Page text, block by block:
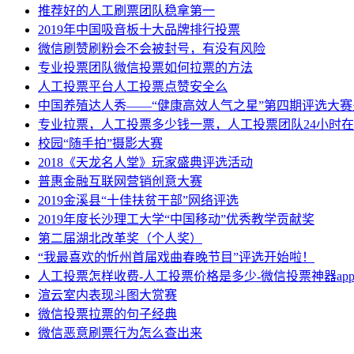
推荐好的人工刷票团队稳拿第一
2019年中国吸音板十大品牌排行投票
微信刷赞刷粉会不会被封号，有没有风险
专业投票团队微信投票如何拉票的方法
人工投票平台人工投票点赞安全么
中国养殖达人秀——“健康高效人气之星”第四期评选大赛
专业拉票，人工投票多少钱一票，人工投票团队24小时在
校园“随手拍”摄影大赛
2018《天龙名人堂》玩家盛典评选活动
普惠金融互联网营销创意大赛
2019金溪县“十佳扶贫干部”网络评选
2019年度长沙理工大学“中国移动”优秀教学贡献奖
第二届湖北改革奖（个人奖）
“我最喜欢的忻州首届戏曲春晚节目”评选开始啦！
人工投票怎样收费-人工投票价格是多少-微信投票神器app
渲云室内表现斗图大赏赛
微信投票拉票的句子经典
微信恶意刷票行为怎么查出来